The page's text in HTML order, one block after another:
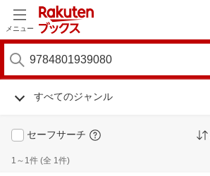
メニュー
すべてのジャンル
セーフサーチ
1～1件 (全 1件)